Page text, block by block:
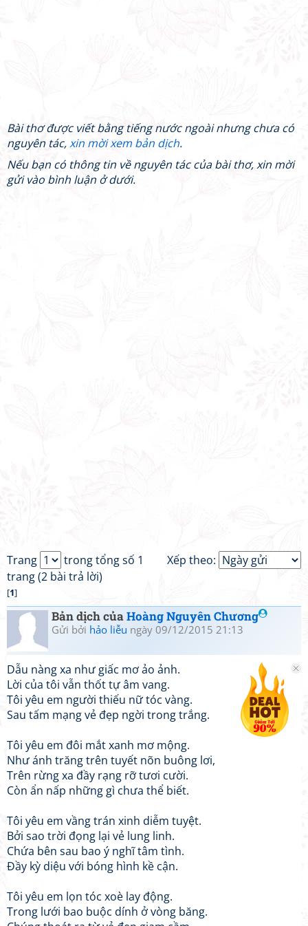
Bài thơ được viết bằng tiếng nước ngoài nhưng chưa có
nguyên tác,xin mời xem bản dịch.
Nếu bạn có thông tin về nguyên tác của bài thơ, xin mời
gửi vào bình luận ở dưới.
Xếp theo:
Trang
trong tổng số 1
trang (2 bài trả lời)
[1]
Bản dịch củaHoàng Nguyên Chương
Gửi bởi hảo liễu ngày 09/12/2015 21:13
Dẫu nàng xa như giấc mơ ảo ảnh.
Lời của tôi vẫn thốt tự âm vang.
Tôi yêu em người thiếu nữ tóc vàng.
Sau tấm mạng vẻ đẹp ngời trong trắng.
Tôi yêu em đôi mắt xanh mơ mộng.
Như ánh trăng trên tuyết nõn buông lơi,
Trên rừng xa đầy rạng rỡ tươi cười.
Còn ẩn nấp những gì chưa thể biết.
Tôi yêu em vầng trán xinh diễm tuyệt.
Bởi sao trời đọng lại vẻ lung linh.
Chứa bên sau bao ý nghĩ tâm tình.
Đầy kỳ diệu với bóng hình kề cận.
Tôi yêu em lọn tóc xoè lay động.
Trong lưới bao buộc dính ở vòng băng.